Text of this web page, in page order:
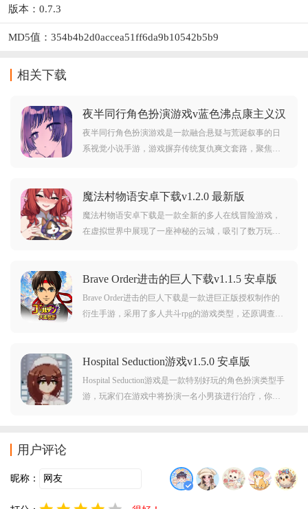
版本：0.7.3
MD5值：354b4b2d0accea51ff6da9b10542b5b9
相关下载
夜半同行角色扮演游戏v蓝色沸点康主义汉
化制作 手机版
夜半同行角色扮演游戏是一款融合悬疑与荒诞叙事的日
系视觉小说手游，游戏摒弃传统复仇爽文套路，聚焦于
黑暗境遇下灵魂碰撞的动人故事。玩家通过关键节点的
选择推动剧情，解锁多样结局。
魔法村物语安卓下载v1.2.0 最新版
魔法村物语安卓下载是一款全新的多人在线冒险游戏，
在虚拟世界中展现了一座神秘的云城，吸引了数万玩家
Brave Order进击的巨人下载v1.1.5 安卓版
Brave Order进击的巨人下载是一款进巨正版授权制作的
衍生手游，采用了多人共斗rpg的游戏类型，还原调查兵
Hospital Seduction游戏v1.5.0 安卓版
Hospital Seduction游戏是一款特别好玩的角色扮演类型手
游，玩家们在游戏中将扮演一名小男孩进行治疗，你需
用户评论
昵称：